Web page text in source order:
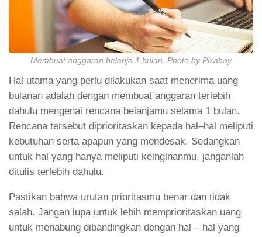
Membuat anggaran belanja 1 bulan. Photo by Pixabay
Hal utama yang perlu dilakukan saat menerima uang
bulanan adalah dengan membuat anggaran terlebih
dahulu mengenai rencana belanjamu selama 1 bulan.
Rencana tersebut diprioritaskan kepada hal–hal meliputi
kebutuhan serta apapun yang mendesak. Sedangkan
untuk hal yang hanya meliputi keinginanmu, janganlah
ditulis terlebih dahulu.
Pastikan bahwa urutan prioritasmu benar dan tidak
salah. Jangan lupa untuk lebih memprioritaskan uang
untuk menabung dibandingkan dengan hal – hal yang